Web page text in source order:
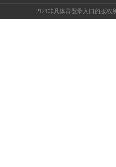
2121非凡体育登录入口的版